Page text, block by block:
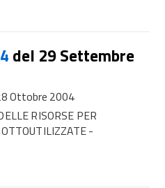
del 29 Settembre
Ottobre 2004
RISORSE PER
-